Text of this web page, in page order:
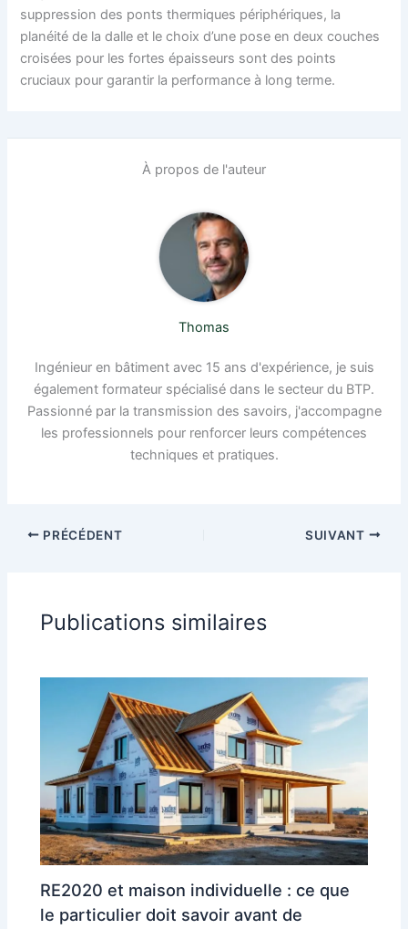
suppression des ponts thermiques périphériques, la
planéité de la dalle et le choix d’une pose en deux couches
croisées pour les fortes épaisseurs sont des points
cruciaux pour garantir la performance à long terme.
À propos de l'auteur
Thomas
Ingénieur en bâtiment avec 15 ans d'expérience, je suis
également formateur spécialisé dans le secteur du BTP.
Passionné par la transmission des savoirs, j'accompagne
les professionnels pour renforcer leurs compétences
techniques et pratiques.
PRÉCÉDENT SUIVANT
Publications similaires
RE2020 et maison individuelle : ce que
le particulier doit savoir avant de